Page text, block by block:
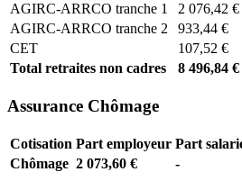
AGIRC-ARRCO tranche 1
2 076,42 €
AGIRC-ARRCO tranche 2
933,44 €
CET
107,52 €
Total retraites non cadres
8 496,84 €
Assurance Chômage
Cotisation Part employeur Part
Chômage 2 073,60 € -